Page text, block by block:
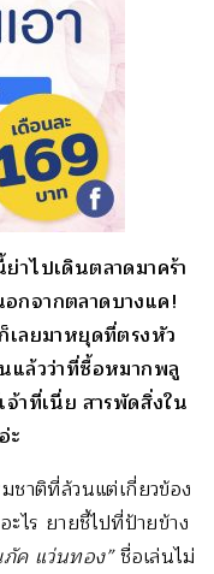
ไปเดินตลาดมาคร้า
กจากตลาดบางแค!
ลยมาหยุดที่ตรงหัว
แล้วว่าที่ซื้อหมากพลู
าที่เนี่ย สารพัดสิ่งใน
ะ
ชาติที่ล้วนแต่เกี่ยวข้อง
ไร ยายชี้ไปที่ป้ายข้าง
ค แว่นทอง”ชื่อเล่นไม่